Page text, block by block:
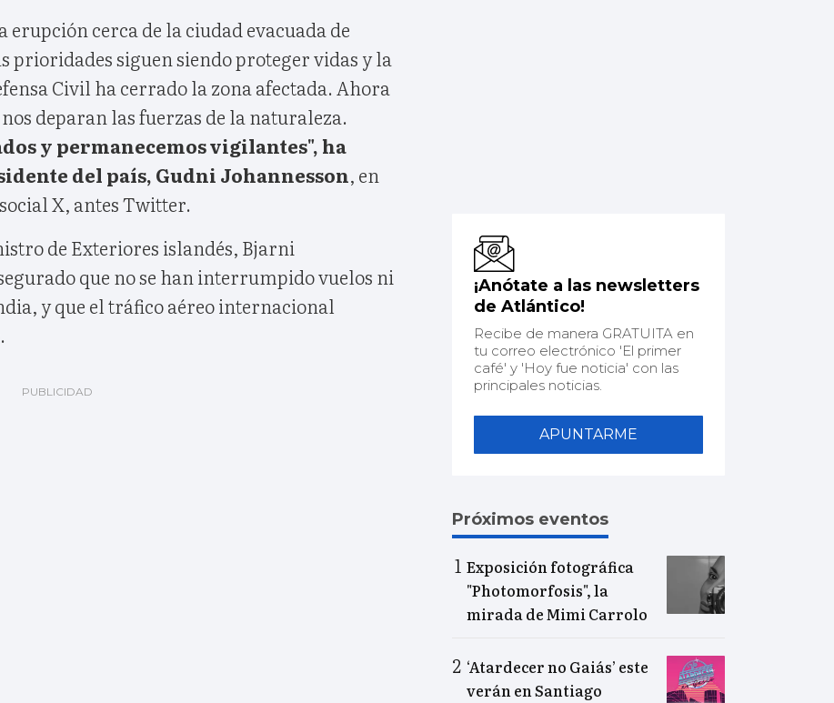
erupción cerca de la ciudad evacuada de
prioridades siguen siendo proteger vidas y la
Civil ha cerrado la zona afectada. Ahora
deparan las fuerzas de la naturaleza.
y permanecemos vigilantes", ha
del país, Gudni Johannesson, en
X, antes Twitter.
de Exteriores islandés, Bjarni
que no se han interrumpido vuelos ni
y que el tráfico aéreo internacional
¡Anótate a las newsletters
de Atlántico!
Recibe de manera GRATUITA en
tu correo electrónico 'El primer
café' y 'Hoy fue noticia' con las
principales noticias.
APUNTARME
Próximos eventos
Exposición fotográfica
"Photomorfosis", la
mirada de Mimi Carrolo
‘Atardecer no Gaiás’ este
verán en Santiago